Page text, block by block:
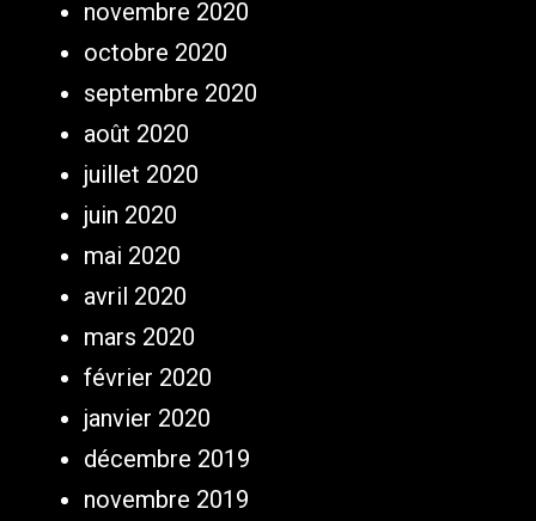
novembre 2020
octobre 2020
septembre 2020
août 2020
juillet 2020
juin 2020
mai 2020
avril 2020
mars 2020
février 2020
janvier 2020
décembre 2019
novembre 2019